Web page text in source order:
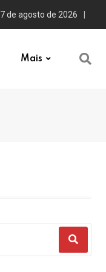
7 de agosto de 2026
Mais